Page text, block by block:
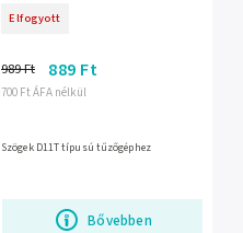
Elfogyott
700 Ft ÁFA nélkül
989 Ft 889 Ft
Bővebben
Szögek D11T típusú tűzőgéphez